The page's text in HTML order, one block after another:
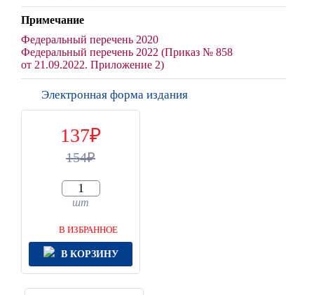
Примечание
Федеральный перечень 2020
Федеральный перечень 2022 (Приказ № 858
от 21.09.2022. Приложение 2)
Электронная форма издания
137
154
шт
В ИЗБРАННОЕ
В КОРЗИНУ